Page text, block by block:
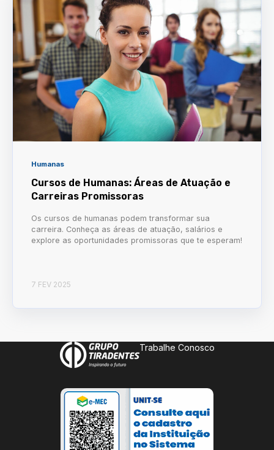
Humanas
Cursos de Humanas: Áreas de Atuação e
Carreiras Promissoras
Os cursos de humanas podem transformar sua
carreira. Conheça as áreas de atuação, salários e
explore as oportunidades promissoras que te esperam!
7 FEV 2025
Trabalhe Conosco